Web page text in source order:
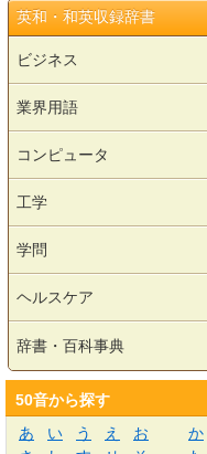
英和・和英収録辞書
ビジネス
業界用語
コンピュータ
工学
学問
ヘルスケア
辞書・百科事典
50音から探す
あ
い う え お か